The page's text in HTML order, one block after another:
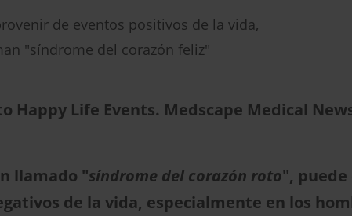
de eventos positivos de la vida,
"síndrome del corazón feliz"
Happy Life Events. Medscape Medical
llamado "síndrome del corazón roto", puede
de la vida, especialmente en los